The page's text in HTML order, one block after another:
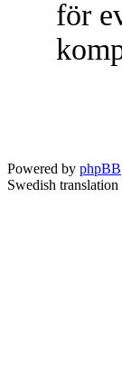
för
Powered by phpBB
Swedish translation